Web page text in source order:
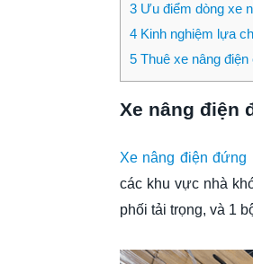
3 Ưu điểm dòng xe
4 Kinh nghiệm lựa
5 Thuê xe nâng điện
Xe nâng điện
Xe nâng điện đứng
các khu vực nhà
phối tải trọng, và 1